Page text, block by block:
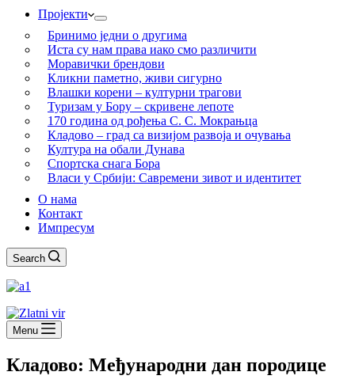
Пројекти
Бринимо једни о другима
Иста су нам права иако смо различити
Моравички брендови
Кликни паметно, живи сигурно
Влашки корени – културни трагови
Туризам у Бору – скривене лепоте
170 година од рођења С. С. Мокрањца
Кладово – град са визијом развоја и очувања
Култура на обали Дунава
Спортска снага Бора
Власи у Србији: Савремени зивот и идентитет
О нама
Контакт
Импресум
Search
Menu
Кладово: Међународни дан породице